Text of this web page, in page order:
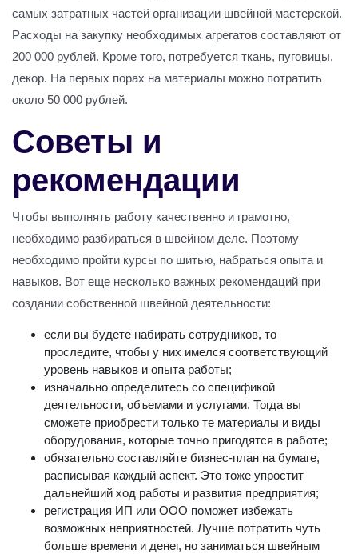
самых затратных частей организации швейной мастерской.
Расходы на закупку необходимых агрегатов составляют от
200 000 рублей. Кроме того, потребуется ткань, пуговицы,
декор. На первых порах на материалы можно потратить
около 50 000 рублей.
Советы и
рекомендации
Чтобы выполнять работу качественно и грамотно,
необходимо разбираться в швейном деле. Поэтому
необходимо пройти курсы по шитью, набраться опыта и
навыков. Вот еще несколько важных рекомендаций при
создании собственной швейной деятельности:
если вы будете набирать сотрудников, то
проследите, чтобы у них имелся соответствующий
уровень навыков и опыта работы;
изначально определитесь со спецификой
деятельности, объемами и услугами. Тогда вы
сможете приобрести только те материалы и виды
оборудования, которые точно пригодятся в работе;
обязательно составляйте бизнес-план на бумаге,
расписывая каждый аспект. Это тоже упростит
дальнейший ход работы и развития предприятия;
регистрация ИП или ООО поможет избежать
возможных неприятностей. Лучше потратить чуть
больше времени и денег, но заниматься швейным